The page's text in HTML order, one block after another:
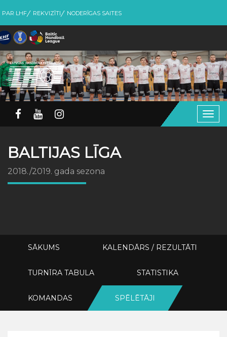
PAR LHF REKVIZĪTI NODERĪGAS SAITES
BALTIJAS LĪGA
2018./2019. gada sezona
SĀKUMS KALENDĀRS / REZULTĀTI
TURNĪRA TABULA STATISTIKA
KOMANDAS SPĒLĒTĀJI